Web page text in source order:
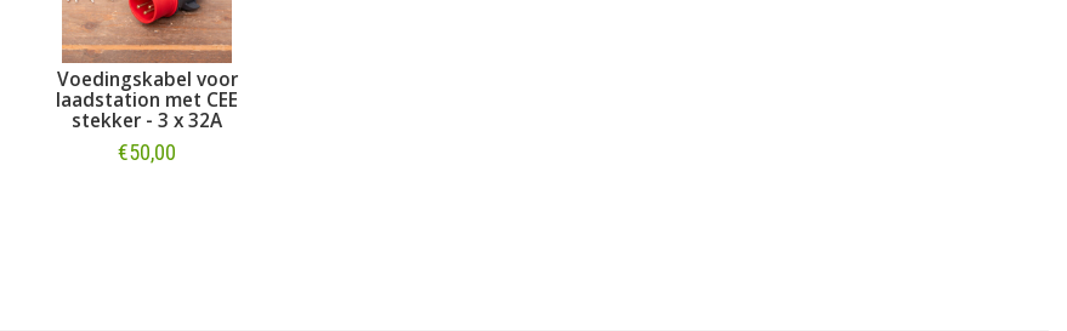
Voedingskabel voor
laadstation met CEE
stekker - 3 x 32A
€50,00